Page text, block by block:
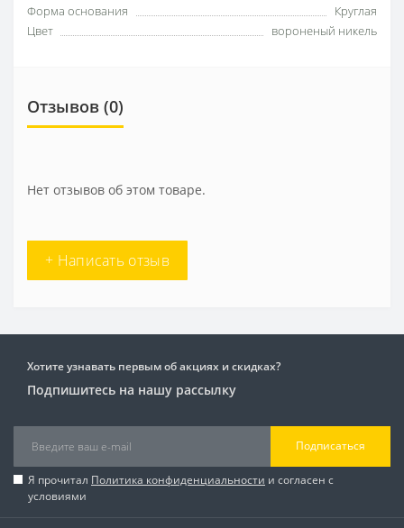
Форма основания
Круглая
Цвет
вороненый никель
Отзывов (0)
Нет отзывов об этом товаре.
+ Написать отзыв
Хотите узнавать первым об акциях и скидках?
Подпишитесь на нашу рассылку
Подписаться
Я прочитал Политика конфиденциальности и согласен с
условиями